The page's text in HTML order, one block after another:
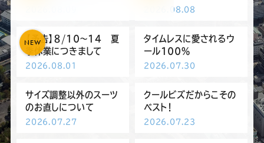
ダ
ー
ス
ダ
ー
ス
ー
ダ
ー
ス
ー
ダ
ー
ス
2026.08.08
【予告】８/10～14 夏
季休業につきまして
2026.08.01
NEW
タイムレスに愛されるウ
ール100％
2026.07.30
サイズ調整以外のスーツ
のお直しについて
2026.07.27
クールビズだからこその
ベスト！
2026.07.23